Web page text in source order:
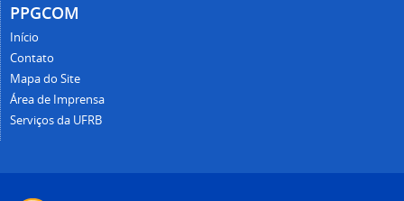
PPGCOM
Início
Contato
Mapa do Site
Área de Imprensa
Serviços da UFRB